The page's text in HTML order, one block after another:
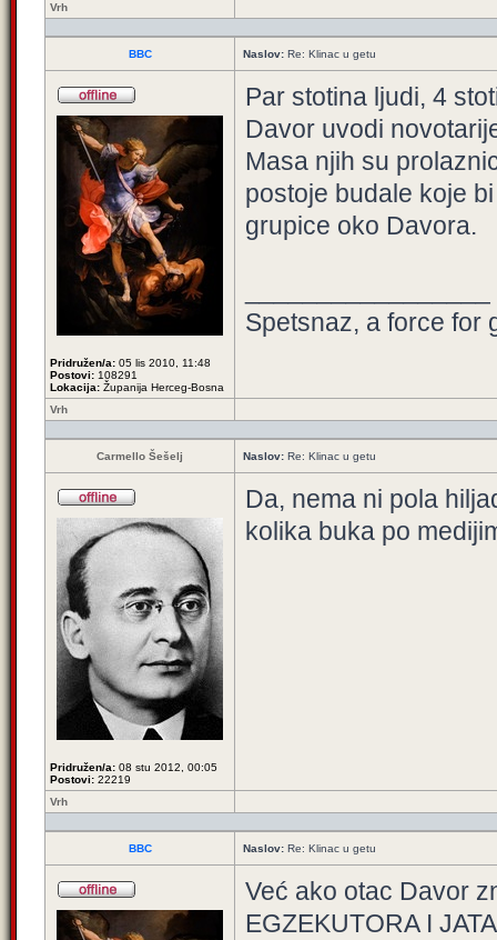
Vrh
BBC Naslov: Re: Klinac u getu
Pridružen/a: 05 lis 2010, 11:48
Postovi: 108291
Lokacija: Županija Herceg-Bosna
Par stotina ljudi, 4
Davor uvodi
Masa njih su
postoje budale koje
grupice oko Davora.
Spetsnaz, a force for
Vrh
Carmello Šešelj Naslov: Re: Klinac u getu
Pridružen/a: 08 stu 2012, 00:05
Postovi: 22219
Da, nema ni pola
kolika buka po
Vrh
BBC Naslov: Re: Klinac u getu
Već ako otac Davor
EGZEKUTORA I